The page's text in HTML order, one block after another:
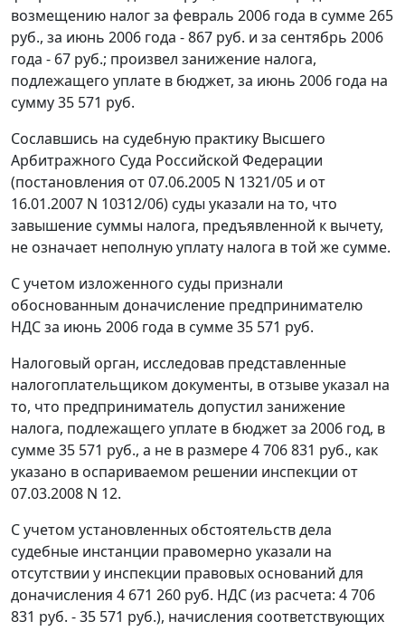
возмещению налог за февраль 2006 года в сумме 265
руб., за июнь 2006 года - 867 руб. и за сентябрь 2006
года - 67 руб.; произвел занижение налога,
подлежащего уплате в бюджет, за июнь 2006 года на
сумму 35 571 руб.
Сославшись на судебную практику Высшего
Арбитражного Суда Российской Федерации
(постановления от 07.06.2005 N 1321/05 и от
16.01.2007 N 10312/06) суды указали на то, что
завышение суммы налога, предъявленной к вычету,
не означает неполную уплату налога в той же сумме.
С учетом изложенного суды признали
обоснованным доначисление предпринимателю
НДС за июнь 2006 года в сумме 35 571 руб.
Налоговый орган, исследовав представленные
налогоплательщиком документы, в отзыве указал на
то, что предприниматель допустил занижение
налога, подлежащего уплате в бюджет за 2006 год, в
сумме 35 571 руб., а не в размере 4 706 831 руб., как
указано в оспариваемом решении инспекции от
07.03.2008 N 12.
С учетом установленных обстоятельств дела
судебные инстанции правомерно указали на
отсутствии у инспекции правовых оснований для
доначисления 4 671 260 руб. НДС (из расчета: 4 706
831 руб. - 35 571 руб.), начисления соответствующих